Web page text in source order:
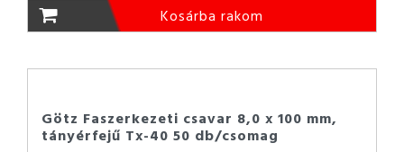
Kosárba rakom
Götz Faszerkezeti csavar 8,0 x 100 mm,
tányérfejű Tx-40 50 db/csomag